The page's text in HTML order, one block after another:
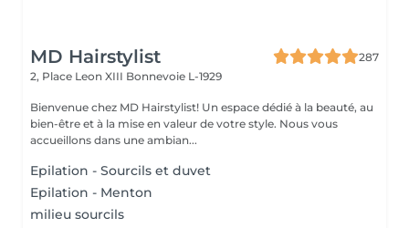
MD Hairstylist
287
2, Place Leon XIII Bonnevoie L-1929
Bienvenue chez MD Hairstylist! Un espace dédié à la beauté, au
bien-être et à la mise en valeur de votre style. Nous vous
accueillons dans une ambian...
Epilation - Sourcils et duvet
Epilation - Menton
milieu sourcils